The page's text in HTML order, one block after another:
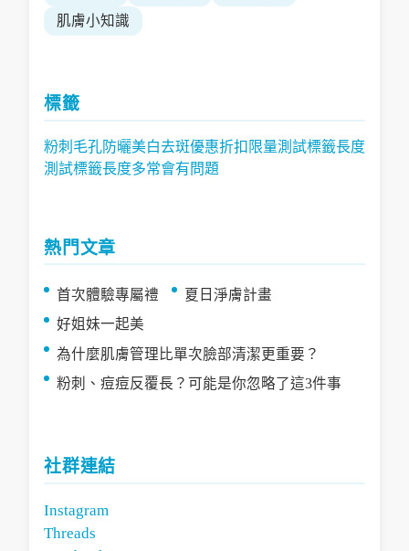
肌膚小知識
標籤
粉刺 毛孔防曬美白去斑優惠折扣 限量測試標籤長度
測試標籤長度多常會有問題
熱門文章
首次體驗專屬禮
夏日淨膚計畫
好姐妹一起美
為什麼肌膚管理比單次臉部清潔更重要？
粉刺、痘痘反覆長？可能是你忽略了這3件事
社群連結
Instagram
Threads